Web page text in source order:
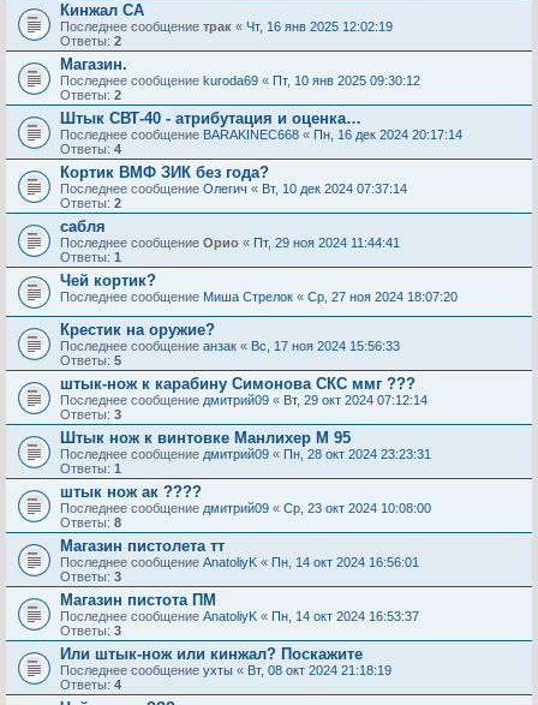
Кинжал СА
Последнее сообщение трак « Чт, 16 янв 2025 12:02:19
Ответы: 2
Магазин.
Последнее сообщение kuroda69 « Пт, 10 янв 2025 09:30:12
Ответы: 2
Штык СВТ-40 - атрибутация и оценка…
Последнее сообщение BARAKINEC668 « Пн, 16 дек 2024 20:17:14
Ответы: 4
Кортик ВМФ ЗИК без года?
Последнее сообщение Олегич « Вт, 10 дек 2024 07:37:14
Ответы: 2
сабля
Последнее сообщение Орио « Пт, 29 ноя 2024 11:44:41
Ответы: 1
Чей кортик?
Последнее сообщение Миша Стрелок « Ср, 27 ноя 2024 18:07:20
Крестик на оружие?
Последнее сообщение анзак « Вс, 17 ноя 2024 15:56:33
Ответы: 5
штык-нож к карабину Симонова СКС ммг ???
Последнее сообщение дмитрий09 « Вт, 29 окт 2024 07:12:14
Ответы: 3
Штык нож к винтовке Манлихер М 95
Последнее сообщение дмитрий09 « Пн, 28 окт 2024 23:23:31
Ответы: 1
штык нож ак ????
Последнее сообщение дмитрий09 « Ср, 23 окт 2024 10:08:00
Ответы: 8
Магазин пистолета тт
Последнее сообщение AnatoliyK « Пн, 14 окт 2024 16:56:01
Ответы: 3
Магазин пистота ПМ
Последнее сообщение AnatoliyK « Пн, 14 окт 2024 16:53:37
Ответы: 3
Или штык-нож или кинжал? Поскажите
Последнее сообщение ухты « Вт, 08 окт 2024 21:18:19
Ответы: 4